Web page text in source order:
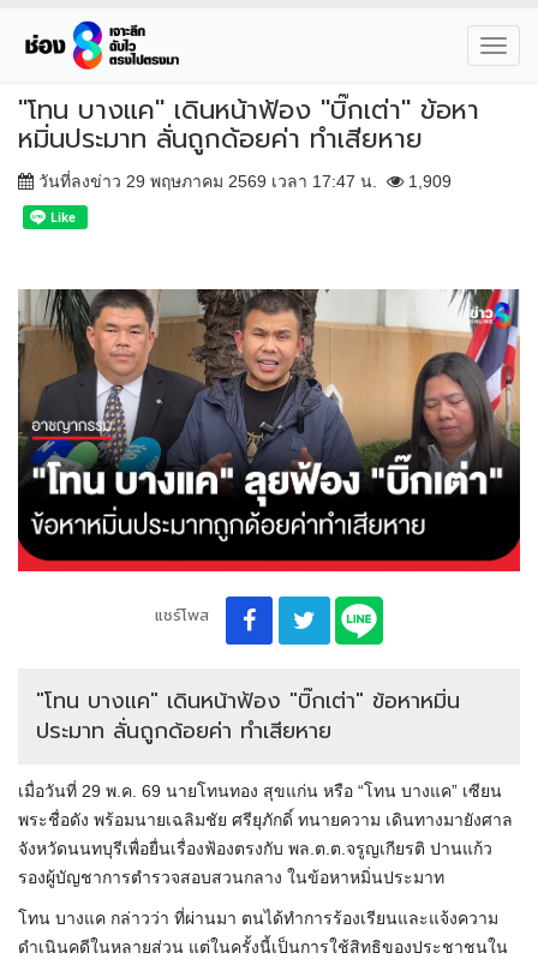
"โทน บางแค" เดินหน้าฟ้อง "บิ๊กเต่า" ข้อหา
หมิ่นประมาท ลั่นถูกด้อยค่า ทำเสียหาย
วันที่ลงข่าว 29 พฤษภาคม 2569 เวลา 17:47 น. 1,909
แชร์โพส
"โทน บางแค" เดินหน้าฟ้อง "บิ๊กเต่า" ข้อหาหมิ่น
ประมาท ลั่นถูกด้อยค่า ทำเสียหาย
เมื่อวันที่ 29 พ.ค. 69 นายโทนทอง สุขแก่น หรือ “โทน บางแค” เซียน
พระชื่อดัง พร้อมนายเฉลิมชัย ศรียุภักดิ์ ทนายความ เดินทางมายังศาล
จังหวัดนนทบุรีเพื่อยื่นเรื่องฟ้องตรงกับ พล.ต.ต.จรูญเกียรติ ปานแก้ว
รองผู้บัญชาการตำรวจสอบสวนกลาง ในข้อหาหมิ่นประมาท
โทน บางแค กล่าวว่า ที่ผ่านมา ตนได้ทำการร้องเรียนและแจ้งความ
ดำเนินคดีในหลายส่วน แต่ในครั้งนี้เป็นการใช้สิทธิของประชาชนใน